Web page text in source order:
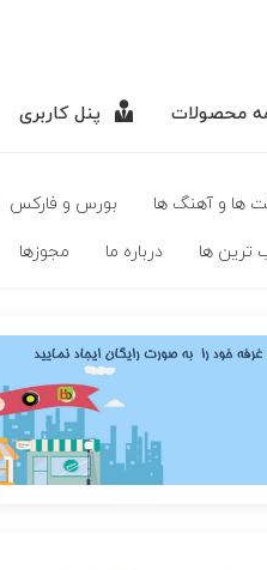
محصولات پنل کاربری
ها و آهنگ ها بورس و فارکس
ترين ها درباره ما مجوزها